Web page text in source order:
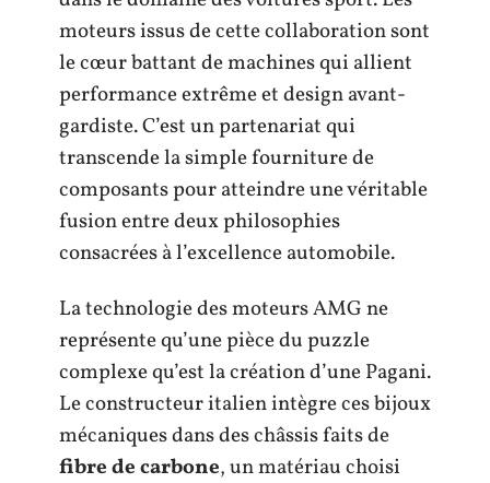
moteurs issus de cette collaboration sont
le cœur battant de machines qui allient
performance extrême et design avant-
gardiste. C’est un partenariat qui
transcende la simple fourniture de
composants pour atteindre une véritable
fusion entre deux philosophies
consacrées à l’excellence automobile.
La technologie des moteurs AMG ne
représente qu’une pièce du puzzle
complexe qu’est la création d’une Pagani.
Le constructeur italien intègre ces bijoux
mécaniques dans des châssis faits de
fibre de carbone, un matériau choisi